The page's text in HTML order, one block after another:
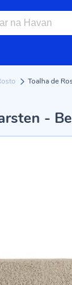
Toalha de
-